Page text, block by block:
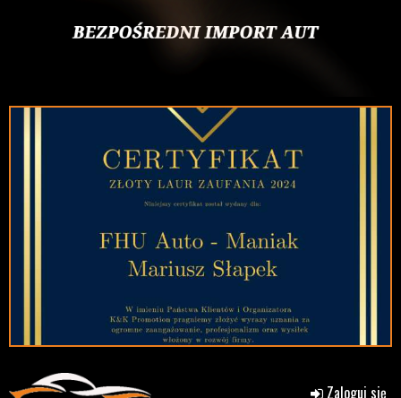
Zaloguj się